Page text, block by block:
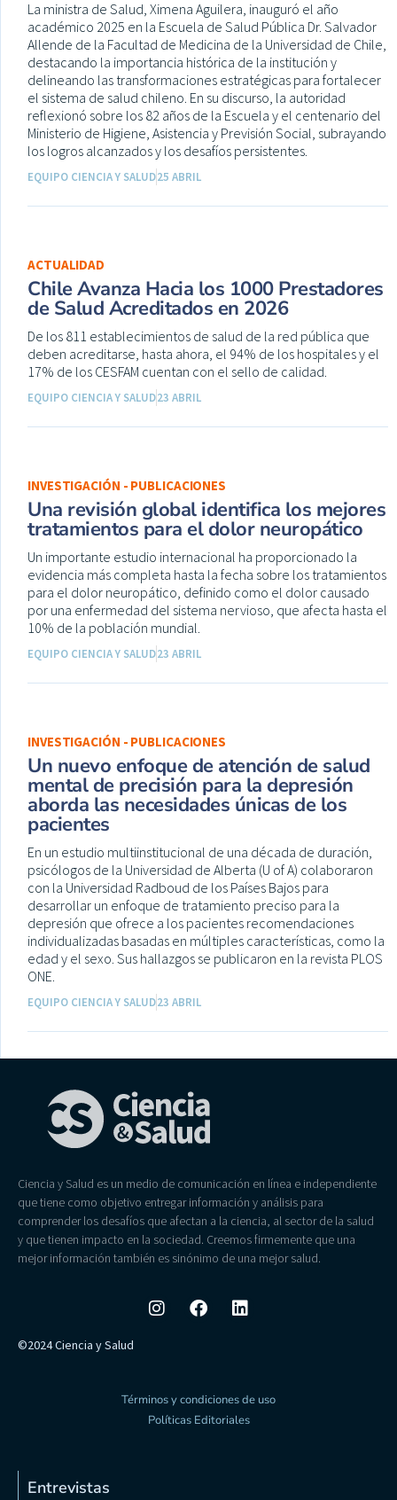
La ministra de Salud, Ximena Aguilera, inauguró el año
académico 2025 en la Escuela de Salud Pública Dr. Salvador
Allende de la Facultad de Medicina de la Universidad de Chile,
destacando la importancia histórica de la institución y
delineando las transformaciones estratégicas para fortalecer
el sistema de salud chileno. En su discurso, la autoridad
reflexionó sobre los 82 años de la Escuela y el centenario del
Ministerio de Higiene, Asistencia y Previsión Social, subrayando
los logros alcanzados y los desafíos persistentes.
EQUIPO CIENCIA Y SALUD25 ABRIL
ACTUALIDAD
Chile Avanza Hacia los 1000 Prestadores
de Salud Acreditados en 2026
De los 811 establecimientos de salud de la red pública que
deben acreditarse, hasta ahora, el 94% de los hospitales y el
17% de los CESFAM cuentan con el sello de calidad.
EQUIPO CIENCIA Y SALUD23 ABRIL
INVESTIGACIÓN - PUBLICACIONES
Una revisión global identifica los mejores
tratamientos para el dolor neuropático
Un importante estudio internacional ha proporcionado la
evidencia más completa hasta la fecha sobre los tratamientos
para el dolor neuropático, definido como el dolor causado
por una enfermedad del sistema nervioso, que afecta hasta el
10% de la población mundial.
EQUIPO CIENCIA Y SALUD23 ABRIL
INVESTIGACIÓN - PUBLICACIONES
Un nuevo enfoque de atención de salud
mental de precisión para la depresión
aborda las necesidades únicas de los
pacientes
En un estudio multiinstitucional de una década de duración,
psicólogos de la Universidad de Alberta (U of A) colaboraron
con la Universidad Radboud de los Países Bajos para
desarrollar un enfoque de tratamiento preciso para la
depresión que ofrece a los pacientes recomendaciones
individualizadas basadas en múltiples características, como la
edad y el sexo. Sus hallazgos se publicaron en la revista PLOS
ONE.
EQUIPO CIENCIA Y SALUD23 ABRIL
Ciencia y Salud es un medio de comunicación en línea e independiente
que tiene como objetivo entregar información y análisis para
comprender los desafíos que afectan a la ciencia, al sector de la salud
y que tienen impacto en la sociedad. Creemos firmemente que una
mejor información también es sinónimo de una mejor salud.
©2024 Ciencia y Salud
Términos y condiciones de uso
Políticas Editoriales
Entrevistas